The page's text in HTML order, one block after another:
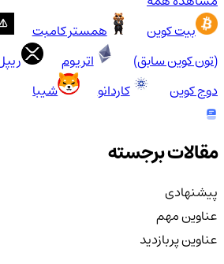
بیت کوین
همستر کامبت
(تون کوین سابق)
اتریوم ریپل
دوج کوین
کاردانو شیبا
مقالات برجسته
پیشنهادی
عناوین مهم
عناوین پربازدید